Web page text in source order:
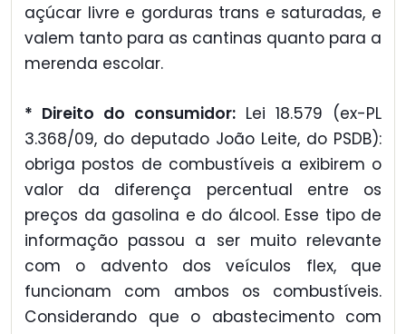
açúcar livre e gorduras trans e saturadas, e
valem tanto para as cantinas quanto para a
merenda escolar.
* Direito do consumidor: Lei 18.579 (ex-PL
3.368/09, do deputado João Leite, do PSDB):
obriga postos de combustíveis a exibirem o
valor da diferença percentual entre os
preços da gasolina e do álcool. Esse tipo de
informação passou a ser muito relevante
com o advento dos veículos flex, que
funcionam com ambos os combustíveis.
Considerando que o abastecimento com